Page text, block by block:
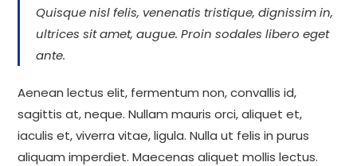
Quisque nisl felis, venenatis tristique, dignissim in,
ultrices sit amet, augue. Proin sodales libero eget
ante.
Aenean lectus elit, fermentum non, convallis id,
sagittis at, neque. Nullam mauris orci, aliquet et,
iaculis et, viverra vitae, ligula. Nulla ut felis in purus
aliquam imperdiet. Maecenas aliquet mollis lectus.